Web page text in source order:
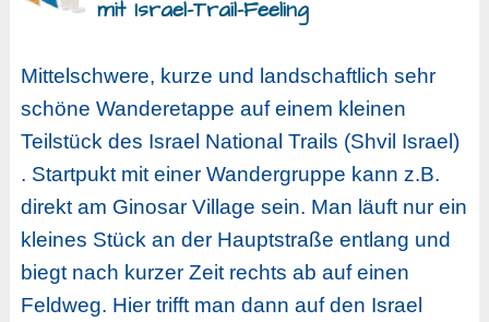
mit Israel-Trail-Feeling
Mittelschwere, kurze und landschaftlich sehr
schöne Wanderetappe auf einem kleinen
Teilstück des Israel National Trails (Shvil Israel)
. Startpukt mit einer Wandergruppe kann z.B.
direkt am Ginosar Village sein. Man läuft nur ein
kleines Stück an der Hauptstraße entlang und
biegt nach kurzer Zeit rechts ab auf einen
Feldweg. Hier trifft man dann auf den Israel